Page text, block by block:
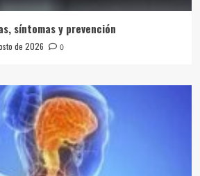
síntomas y prevención
de 2026 0